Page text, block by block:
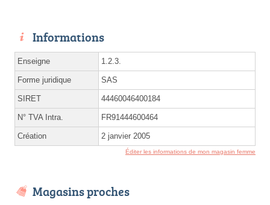
Informations
Enseigne 1.2.3.
Forme juridique SAS
SIRET 44460046400184
N° TVA Intra. FR91444600464
Création 2 janvier 2005
Éditer les informations de mon magasin femme
Magasins proches